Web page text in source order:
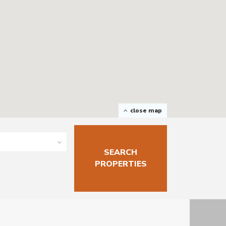
close map